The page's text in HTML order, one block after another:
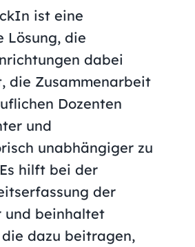
ist eine
Lösung, die
dabei
die Zusammenarbeit
Dozenten
und
unabhängiger zu
hilft bei der
der
und beinhaltet
dazu beitragen,